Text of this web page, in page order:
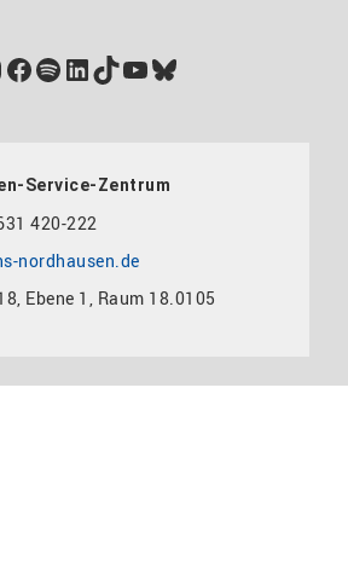
Facebook
Spotify
LinkedIn
TikTok
YouTube
Bluesky
Service-Zentrum
420-222
nordhausen.de
Ebene 1, Raum 18.0105